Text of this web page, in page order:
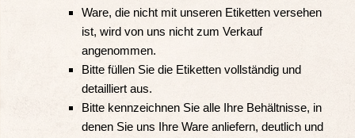
Ware, die nicht mit unseren Etiketten versehen
ist, wird von uns nicht zum Verkauf
angenommen.
Bitte füllen Sie die Etiketten vollständig und
detailliert aus.
Bitte kennzeichnen Sie alle Ihre Behältnisse, in
denen Sie uns Ihre Ware anliefern, deutlich und